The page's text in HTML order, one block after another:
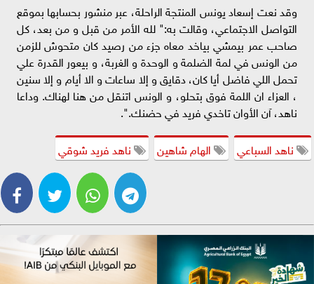
وقد نعت إسعاد يونس المنتجة الراحلة، عبر منشور بحسابها بموقع
التواصل الاجتماعي، وقالت به:" لله الأمر من قبل و من بعد، كل
صاحب عمر بيمشي بياخد معاه جزء من رصيد كان متحوش للزمن
من الونس في لمة الضلمة و الوحدة و الغربة، و بيعور القدرة علي
تحمل اللي فاضل أيا كان، دقايق و إلا ساعات و الا أيام و إلا سنين
، العزاء ان اللمة فوق بتحلو، و الونس اتنقل من هنا لهناك. وداعا
ناهد، آن الأوان تاخدي فريد في حضنك.".
ناهد السباعي
الهام شاهين ناهد فريد شوقي